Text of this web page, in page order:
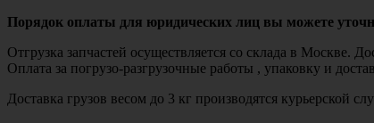
Порядок оплаты для юридических лиц вы можете
Отгрузка запчастей осуществляется со склада в
Оплата за погрузо-разгрузочные работы , упаковку и
Доставка грузов весом до 3 кг производятся